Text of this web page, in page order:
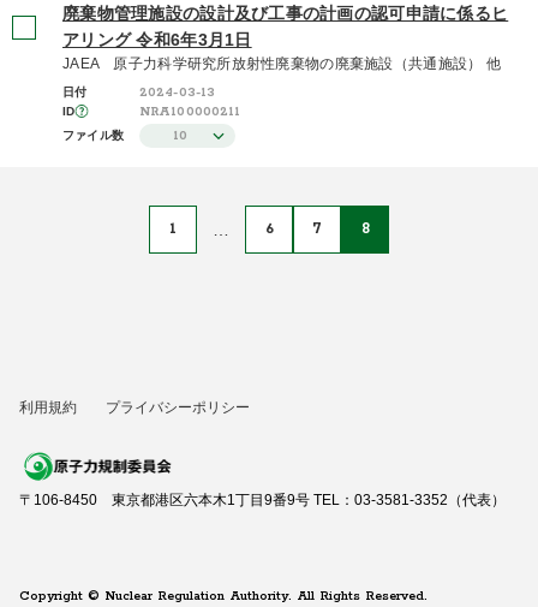
廃棄物管理施設の設計及び工事の計画の認可申請に係るヒ
アリング 令和6年3月1日
JAEA 原子力科学研究所放射性廃棄物の廃棄施設（共通施設） 他
日付 2024-03-13
ID NRA100000211
ファイル数 10
1 6 7 8
利用規約 プライバシーポリシー
〒106-8450 東京都港区六本木1丁目9番9号 TEL：03-3581-3352（代表）
Copyright © Nuclear Regulation Authority. All Rights Reserved.